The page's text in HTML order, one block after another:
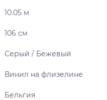
10.05 м
106 см
Серый / Бежевый
Винил на флизелине
Бельгия